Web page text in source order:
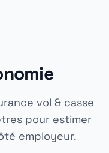
vol & casse
pour estimer
employeur.